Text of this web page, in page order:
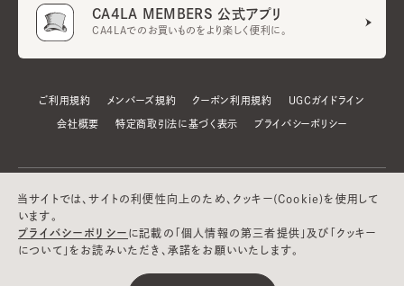
CA4LA MEMBERS 公式アプリ
CA4LAでのお買いものをより楽しく便利に。
ご利用規約 メンバーズ規約 クーポン利用規約 UGCガイドライン
会社概要 特定商取引法に基づく表示 プライバシーポリシー
当サイトでは、サイトの利便性向上のため、クッキー(Cookie)を使用して
います。
プライバシーポリシー に記載の「個人情報の第三者提供」及び「クッキー
について」をお読みいただき、承諾をお願いいたします。